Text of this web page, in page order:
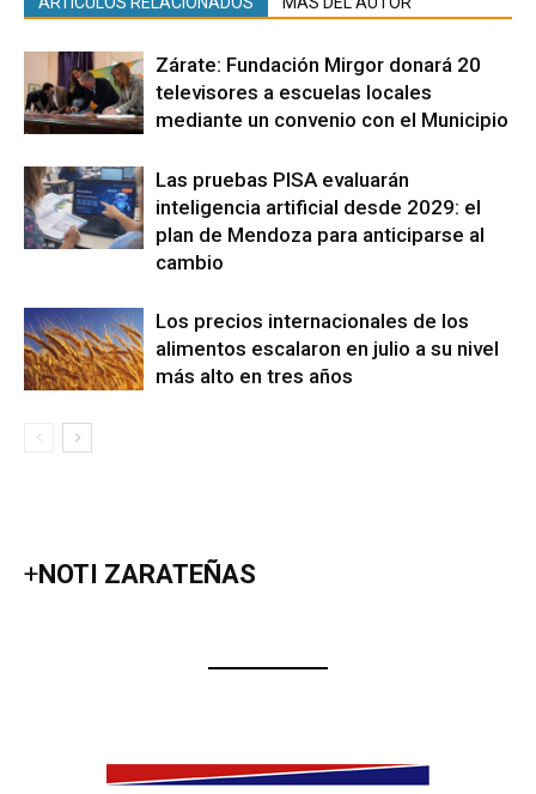
Zárate: Fundación Mirgor donará 20
televisores a escuelas locales
mediante un convenio con el Municipio
Las pruebas PISA evaluarán
inteligencia artificial desde 2029: el
plan de Mendoza para anticiparse al
cambio
Los precios internacionales de los
alimentos escalaron en julio a su nivel
más alto en tres años
+NOTI ZARATEÑAS